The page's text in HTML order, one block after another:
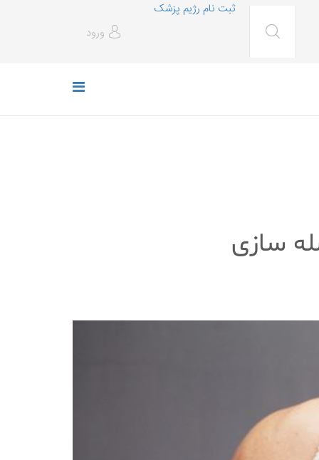
ثبت نام رژیم پزشک
ورود
سازی